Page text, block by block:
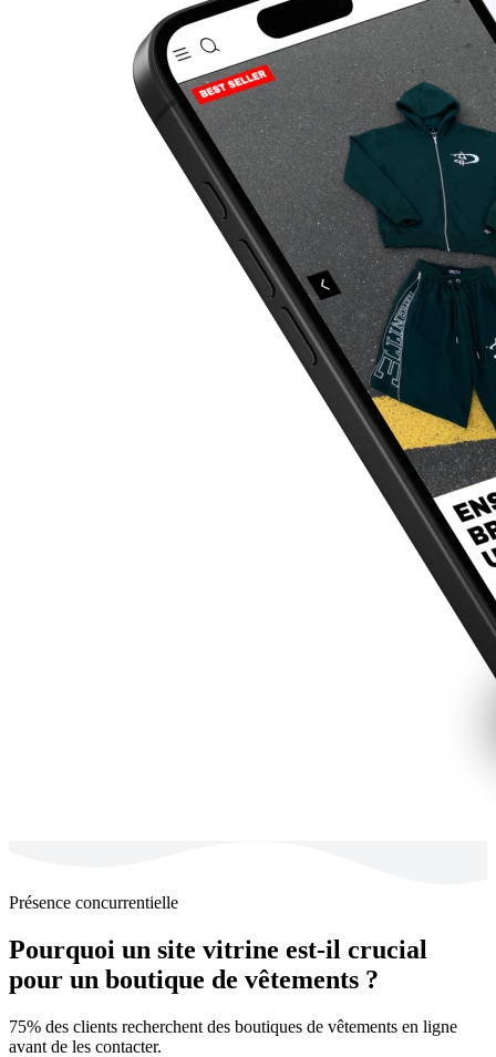
Présence concurrentielle
Pourquoi un site vitrine est-il crucial
pour un boutique de vêtements ?
75% des clients recherchent des boutiques de vêtements en ligne
avant de les contacter.